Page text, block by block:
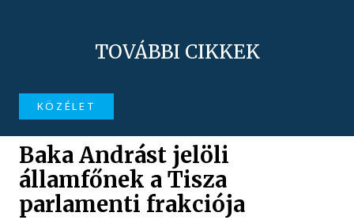
TOVÁBBI CIKKEK
KÖZÉLET
Baka Andrást jelöli
államfőnek a Tisza
parlamenti frakciója